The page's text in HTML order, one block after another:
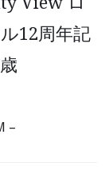
12周年記
–